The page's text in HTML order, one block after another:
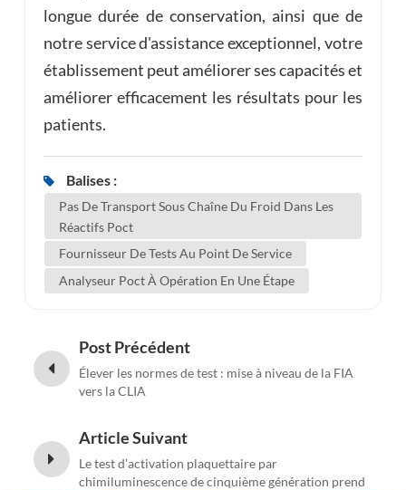
longue durée de conservation, ainsi que de
notre service d'assistance exceptionnel, votre
établissement peut améliorer ses capacités et
améliorer efficacement les résultats pour les
patients.
Balises :
Pas De Transport Sous Chaîne Du Froid Dans Les
Réactifs Poct
Fournisseur De Tests Au Point De Service
Analyseur Poct À Opération En Une Étape
Post Précédent
Élever les normes de test : mise à niveau de la FIA
vers la CLIA
Article Suivant
Le test d’activation plaquettaire par
chimiluminescence de cinquième génération prend